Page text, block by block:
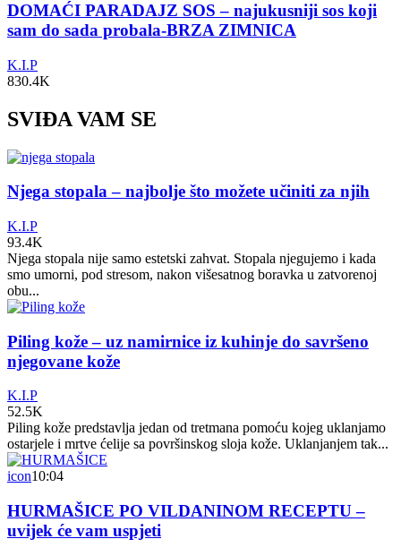
DOMAĆI PARADAJZ SOS – najukusniji sos koji
sam do sada probala-BRZA ZIMNICA
K.I.P
830.4K
SVIĐA VAM SE
Njega stopala – najbolje što možete učiniti za njih
K.I.P
93.4K
Njega stopala nije samo estetski zahvat. Stopala njegujemo i kada
smo umorni, pod stresom, nakon višesatnog boravka u zatvorenoj
obu...
Piling kože – uz namirnice iz kuhinje do savršeno
njegovane kože
K.I.P
52.5K
Piling kože predstavlja jedan od tretmana pomoću kojeg uklanjamo
ostarjele i mrtve ćelije sa površinskog sloja kože. Uklanjanjem tak...
icon10:04
HURMAŠICE PO VILDANINOM RECEPTU –
uvijek će vam uspjeti